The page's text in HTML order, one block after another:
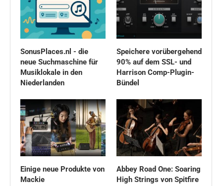
SonusPlaces.nl - die
neue Suchmaschine für
Musiklokale in den
Niederlanden
Speichere vorübergehend
90% auf dem SSL- und
Harrison Comp-Plugin-
Bündel
Einige neue Produkte von
Mackie
Abbey Road One: Soaring
High Strings von Spitfire